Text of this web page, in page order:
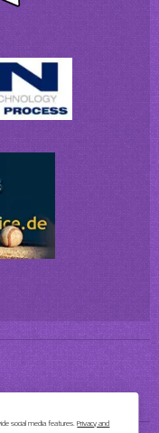
social media features.Privacy and